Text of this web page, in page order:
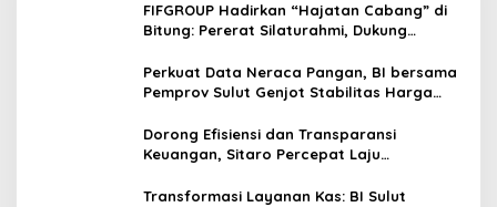
FIFGROUP Hadirkan “Hajatan Cabang” di
Bitung: Pererat Silaturahmi, Dukung
Promo Khusus
Perkuat Data Neraca Pangan, BI bersama
Pemprov Sulut Genjot Stabilitas Harga
Dorong Efisiensi dan Transparansi
Keuangan, Sitaro Percepat Laju
Transformasi Layanan Kas: BI Sulut